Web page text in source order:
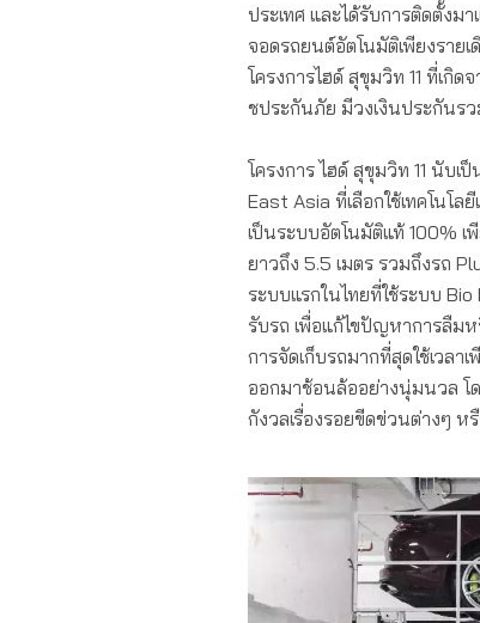
ประเทศ และได้รับการติดตั้งม
จอดรถยนต์อัตโนมัติเพียงราย
โครงการไฮด์ สุขุมวิท 11 ที่เกิ
ชประกันภัย มีวงเงินประกันร
โครงการ ไฮด์ สุขุมวิท 11 นับ
East Asia ที่เลือกใช้เทคโนโ
เป็นระบบอัตโนมัติแท้ 100% เ
ยาวถึง 5.5 เมตร รวมถึงรถ
ระบบแรกในไทยที่ใช้ระบบ
รับรถ เพื่อแก้ไขปัญหาการลืม
การจัดเก็บรถมากที่สุดใช้เวล
ออกมาช้อนล้ออย่างนุ่มนวล โ
กังวลเรื่องรอยขีดข่วนต่างๆ